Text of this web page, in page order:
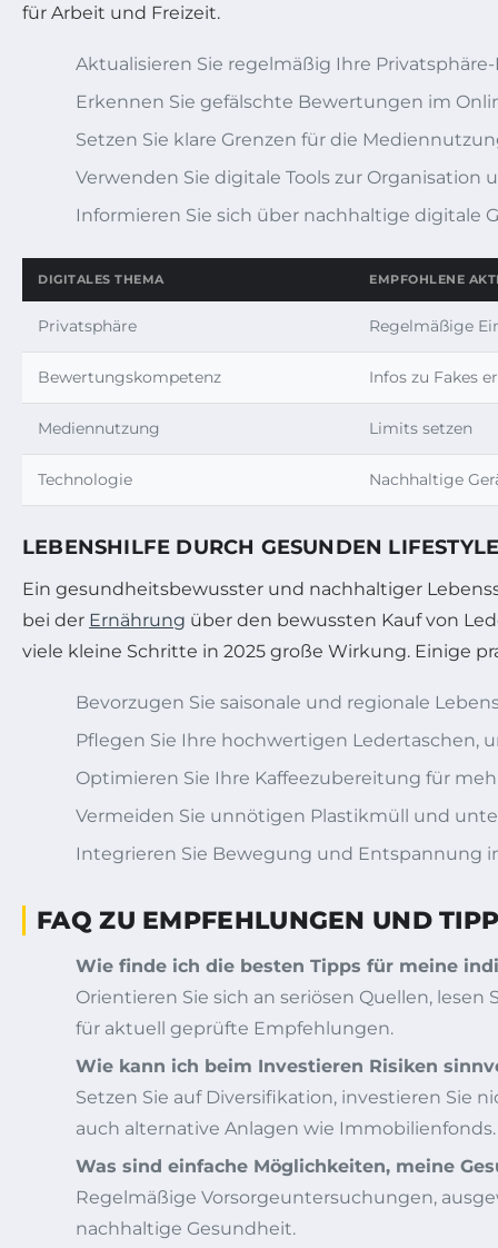
für Arbeit und Freizeit.
Aktualisieren Sie regelmäßig Ihre
Erkennen Sie gefälschte Bewertungen im
Setzen Sie klare Grenzen für die
Verwenden Sie digitale Tools zur Organisation
Informieren Sie sich über nachhaltige digitale
DIGITALES THEMA EMPFOHLENE
Privatsphäre Regelmäßige
Bewertungskompetenz Infos zu Fakes
Mediennutzung Limits setzen
Technologie Nachhaltige
LEBENSHILFE DURCH GESUNDEN
Ein gesundheitsbewusster und nachhaltiger
bei der Ernährung über den bewussten Kauf von
viele kleine Schritte in 2025 große Wirkung. Einige
Bevorzugen Sie saisonale und regionale
Pflegen Sie Ihre hochwertigen Ledertaschen,
Optimieren Sie Ihre Kaffeezubereitung für
Vermeiden Sie unnötigen Plastikmüll und
Integrieren Sie Bewegung und Entspannung
FAQ ZU EMPFEHLUNGEN UND
Wie finde ich die besten Tipps für meine
Orientieren Sie sich an seriösen Quellen,
für aktuell geprüfte Empfehlungen.
Wie kann ich beim Investieren Risiken
Setzen Sie auf Diversifikation, investieren Sie
auch alternative Anlagen wie Immobilienfonds.
Was sind einfache Möglichkeiten, meine
Regelmäßige Vorsorgeuntersuchungen,
nachhaltige Gesundheit.